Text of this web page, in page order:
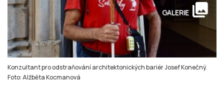
Konzultant pro odstraňování architektonických bariér Josef Konečný.
Foto: Alžběta Kocmanová
GALERIE collections